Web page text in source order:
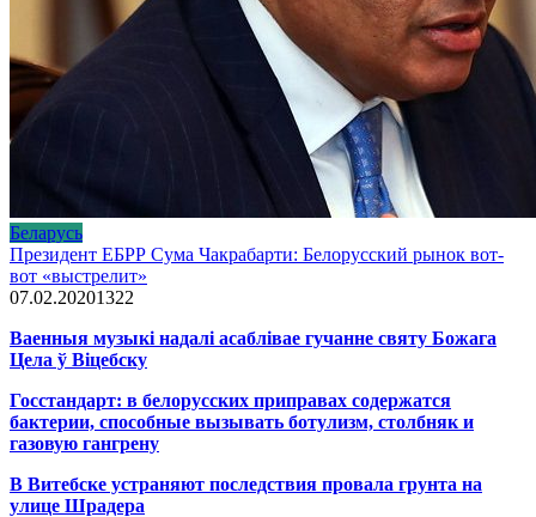
Беларусь
Президент ЕБРР Сума Чакрабарти: Белорусский рынок вот-
вот «выстрелит»
07.02.20201322
Ваенныя музыкі надалі асаблівае гучанне святу Божага
Цела ў Віцебску
Госстандарт: в белорусских приправах содержатся
бактерии, способные вызывать ботулизм, столбняк и
газовую гангрену
В Витебске устраняют последствия провала грунта на
улице Шрадера